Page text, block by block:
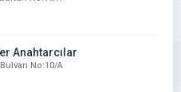
Anahtarcılar
No:10/A